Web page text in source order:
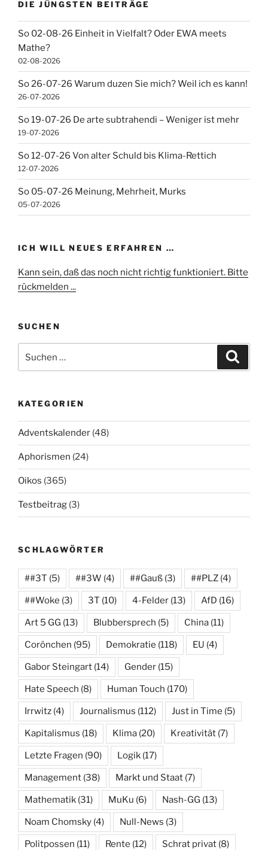
DIE JÜNGSTEN BEITRÄGE
So 02-08-26 Einheit in Vielfalt? Oder EWA meets
Mathe?
02-08-2026
So 26-07-26 Warum duzen Sie mich? Weil ich es kann!
26-07-2026
So 19-07-26 De arte subtrahendi – Weniger ist mehr
19-07-2026
So 12-07-26 Von alter Schuld bis Klima-Rettich
12-07-2026
So 05-07-26 Meinung, Mehrheit, Murks
05-07-2026
ICH WILL NEUES ERFAHREN …
Kann sein, daß das noch nicht richtig funktioniert. Bitte
rückmelden ...
SUCHEN
nach:
KATEGORIEN
Adventskalender (48)
Aphorismen (24)
Oikos (365)
Testbeitrag (3)
SCHLAGWÖRTER
##3T (5) ##3W (4) ##Gauß (3) ##PLZ (4)
##Woke (3) 3T (10) 4-Felder (13) AfD (16)
Art 5 GG (13) Blubbersprech (5) China (11)
Corönchen (95) Demokratie (118) EU (4)
Gabor Steingart (14) Gender (15)
Hate Speech (8) Human Touch (170)
Irrwitz (4) Journalismus (112) Just in Time (5)
Kapitalismus (18) Klima (20) Kreativität (7)
Letzte Fragen (90) Logik (17)
Management (38) Markt und Staat (7)
Mathematik (31) MuKu (6) Nash-GG (13)
Noam Chomsky (4) Null-News (3)
Politpossen (11) Rente (12) Schrat privat (8)